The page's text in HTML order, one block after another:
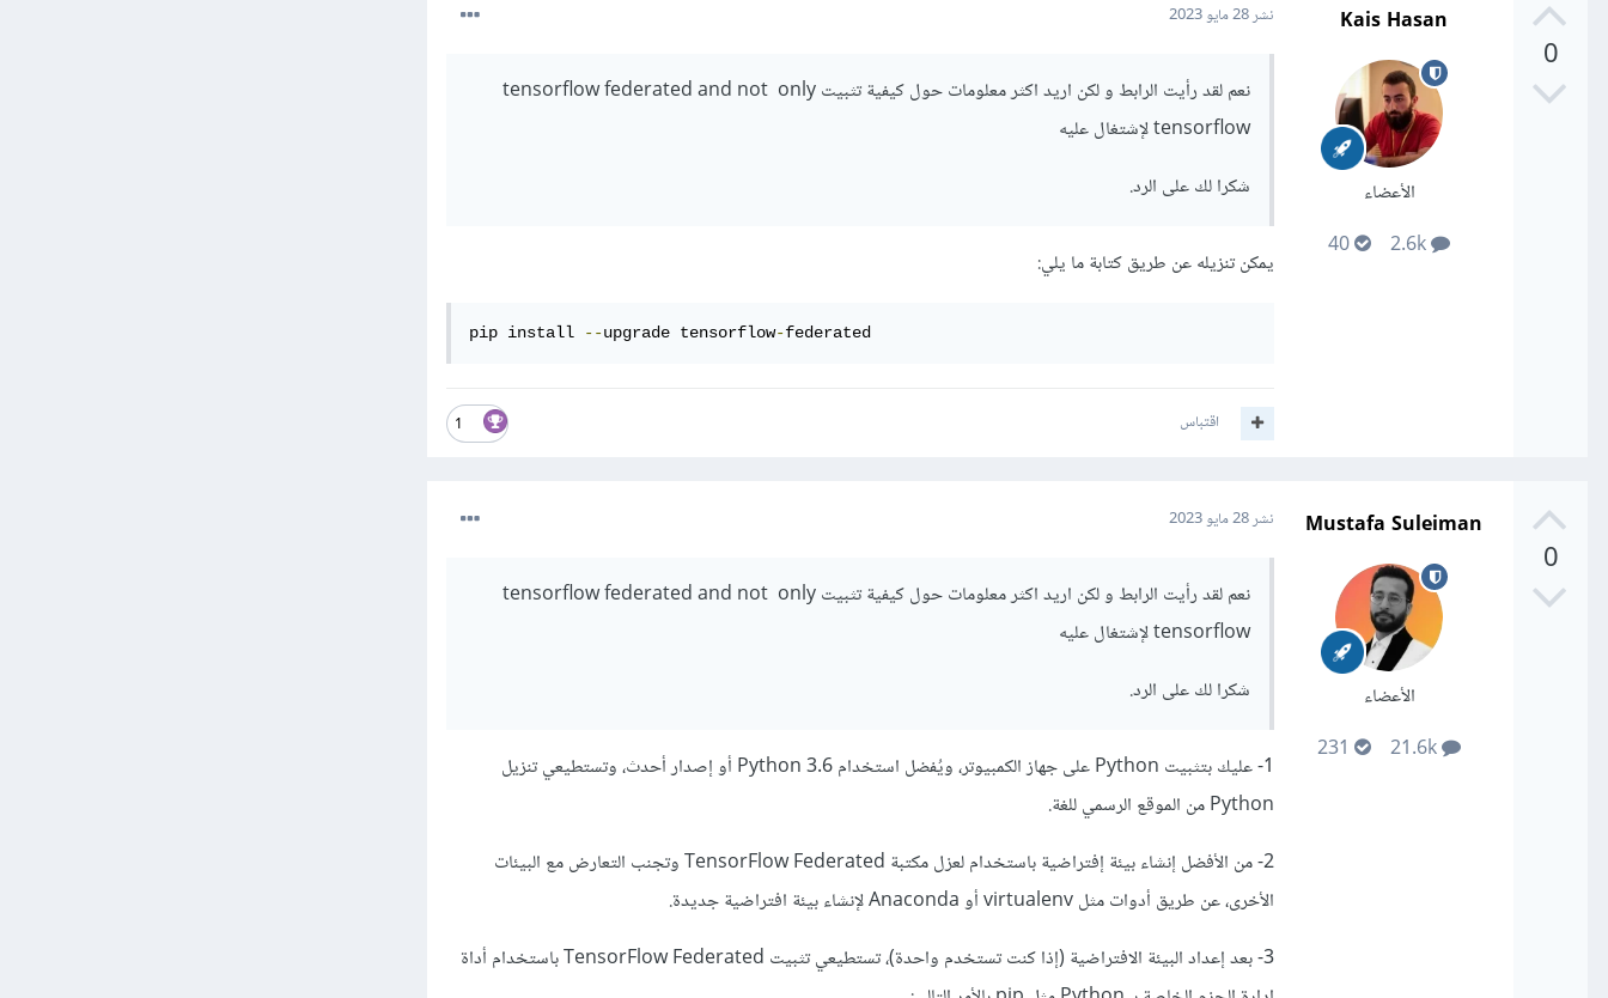
0
Kais Hasan
الأعضاء
نشر28 مايو 2023
نعم لقد رأيت الرابط و لكن اريد اكثر معلومات حول كيفية تثبيت tensorflow federated and not only
tensorflow لإشتغال عليه
شكرا لك على الرد.
يمكن تنزيله عن طريق كتابة ما يلي:
pip install --upgrade tensorflow-federated
1 اقتباس
0
Mustafa Suleiman
الأعضاء
نشر28 مايو 2023
نعم لقد رأيت الرابط و لكن اريد اكثر معلومات حول كيفية تثبيت tensorflow federated and not only
tensorflow لإشتغال عليه
شكرا لك على الرد.
1- عليك بتثبيت Python على جهاز الكمبيوتر، ويُفضل استخدام Python 3.6 أو إصدار أحدث، وتستطيعي تنزيل
Python من الموقع الرسمي للغة.
2- من الأفضل إنشاء بيئة إفتراضية باستخدام لعزل مكتبة TensorFlow Federated وتجنب التعارض مع البيئات
الأخرى، عن طريق أدوات مثل virtualenv أو Anaconda لإنشاء بيئة افتراضية جديدة.
3- بعد إعداد البيئة الافتراضية (إذا كنت تستخدم واحدة)، تستطيعي تثبيت TensorFlow Federated باستخدام أداة